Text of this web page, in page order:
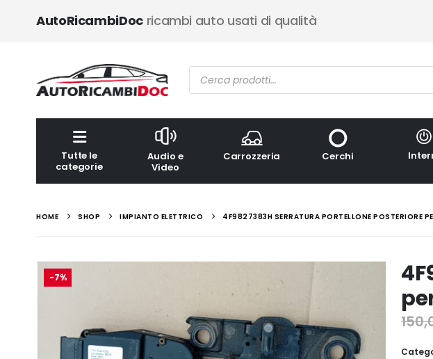
AutoRicambiDocricambi auto usati di qualità
Ricerca
prodotti
Tutte le
categorie
Audio e
Video
Carrozzeria Cerchi
HOME SHOP IMPIANTO ELETTRICO 4F9827383H SERRATURA PORTELLONE POSTERIORE
-7%